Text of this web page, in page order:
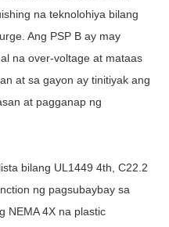
na teknolohiya bilang
Ang PSP B ay may
na over-voltage at mataas
at sa gayon ay tinitiyak ang
at pagganap ng
bilang UL1449 4th, C22.2
ng pagsubaybay sa
NEMA 4X na plastic